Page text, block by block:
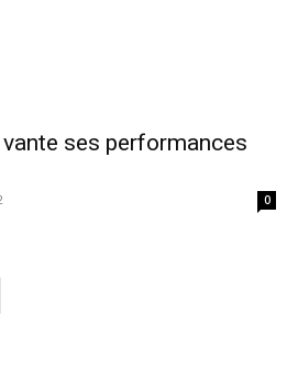
vante ses performances
0